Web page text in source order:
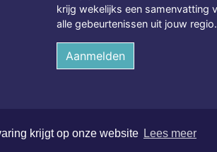
krijgt op onze website Lees meer
krijg wekelijks een samenvatting
alle gebeurtenissen uit jouw regio.
Aanmelden